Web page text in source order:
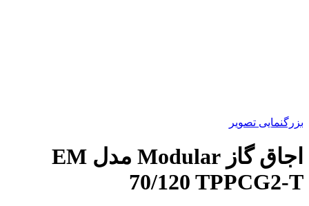
بزرگنمایی تصویر
اجاق گاز Modular مدل EM
70/120 TPPCG2-T